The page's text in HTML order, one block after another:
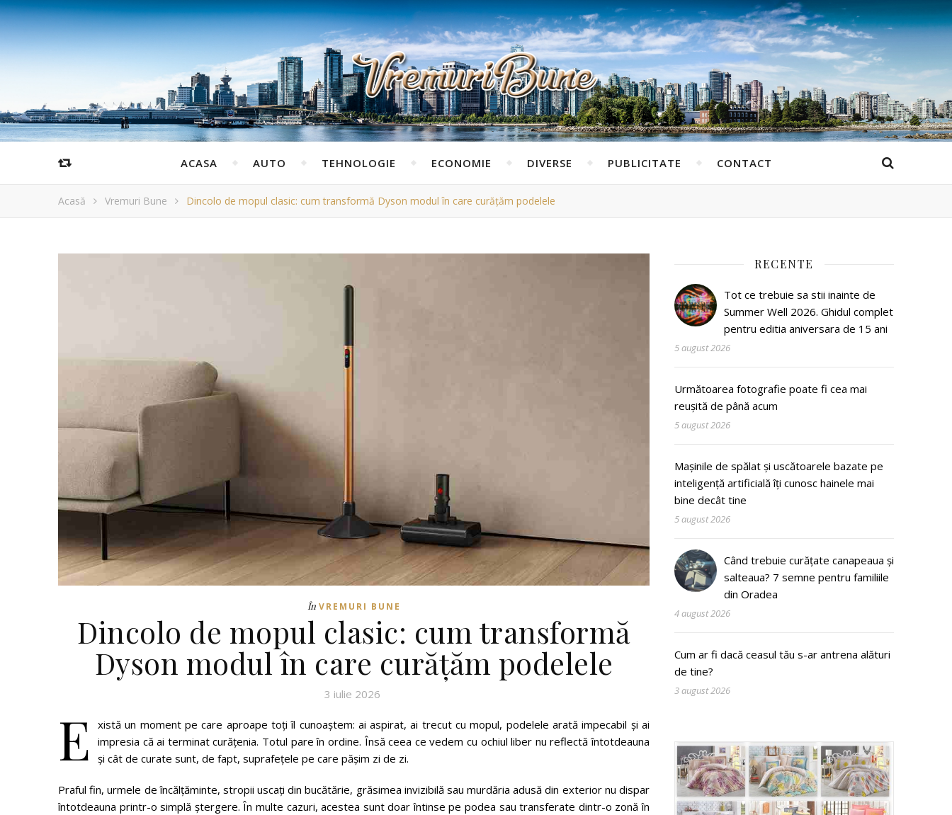
ACASA AUTO TEHNOLOGIE ECONOMIE DIVERSE PUBLICITATE CONTACT
Acasă Vremuri Bune Dincolo de mopul clasic: cum transformă Dyson modul în care curățăm podelele
În VREMURI BUNE
Dincolo de mopul clasic: cum transformă
Dyson modul în care curățăm podelele
3 iulie 2026
E
xistă un moment pe care aproape toți îl cunoaștem: ai aspirat, ai trecut cu mopul, podelele arată impecabil și ai
impresia că ai terminat curățenia. Totul pare în ordine. Însă ceea ce vedem cu ochiul liber nu reflectă întotdeauna
și cât de curate sunt, de fapt, suprafețele pe care pășim zi de zi.
Praful fin, urmele de încălțăminte, stropii uscați din bucătărie, grăsimea invizibilă sau murdăria adusă din exterior nu dispar
întotdeauna printr-o simplă ștergere. În multe cazuri, acestea sunt doar întinse pe podea sau transferate dintr-o zonă în
RECENTE
Tot ce trebuie sa stii inainte de
Summer Well 2026. Ghidul complet
pentru editia aniversara de 15 ani
5 august 2026
Următoarea fotografie poate fi cea mai
reușită de până acum
5 august 2026
Mașinile de spălat și uscătoarele bazate pe
inteligență artificială îți cunosc hainele mai
bine decât tine
5 august 2026
Când trebuie curățate canapeaua și
salteaua? 7 semne pentru familiile
din Oradea
4 august 2026
Cum ar fi dacă ceasul tău s-ar antrena alături
de tine?
3 august 2026